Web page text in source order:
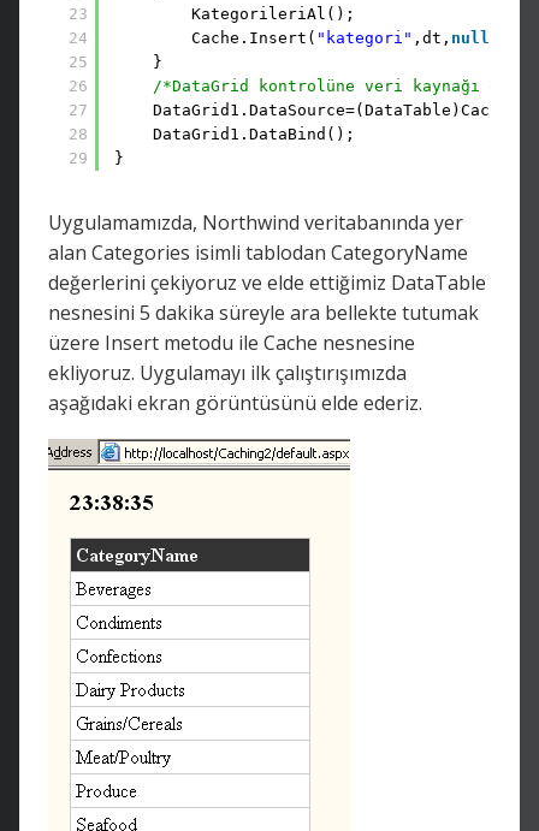
23
24
25
26
27
28
29
KategorileriAl();
Cache.Insert( "kategori" ,dt, null
}
/*DataGrid kontrolüne veri kaynağı
DataGrid1.DataSource=(DataTable)Cache[
DataGrid1.DataBind();
}
Uygulamamızda, Northwind veritabanında yer
alan Categories isimli tablodan CategoryName
değerlerini çekiyoruz ve elde ettiğimiz DataTable
nesnesini 5 dakika süreyle ara bellekte tutumak
üzere Insert metodu ile Cache nesnesine
ekliyoruz. Uygulamayı ilk çalıştırışımızda
aşağıdaki ekran görüntüsünü elde ederiz.